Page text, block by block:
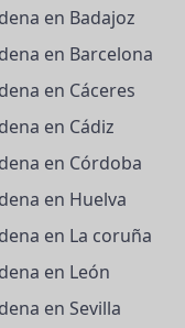
en Badajoz
en Barcelona
en Cáceres
en Cádiz
en Córdoba
en Huelva
en La coruña
en León
en Sevilla